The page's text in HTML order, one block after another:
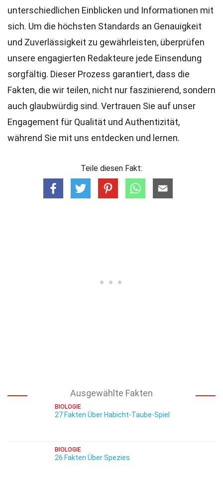
unterschiedlichen Einblicken und Informationen mit
sich. Um die höchsten Standards an Genauigkeit
und Zuverlässigkeit zu gewährleisten, überprüfen
unsere engagierten Redakteure jede Einsendung
sorgfältig. Dieser Prozess garantiert, dass die
Fakten, die wir teilen, nicht nur faszinierend, sondern
auch glaubwürdig sind. Vertrauen Sie auf unser
Engagement für Qualität und Authentizität,
während Sie mit uns entdecken und lernen.
Teile diesen Fakt:
Ausgewählte Fakten
BIOLOGIE
27 Fakten Über Habicht-Taube-Spiel
BIOLOGIE
26 Fakten Über Spezies